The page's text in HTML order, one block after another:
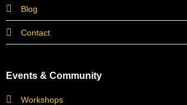
Blog
Contact
Events & Community
Workshops